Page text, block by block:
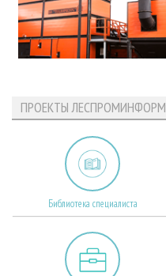
ПРОЕКТЫ ЛЕСПРОМИНФОРМ
Библиотека специалиста